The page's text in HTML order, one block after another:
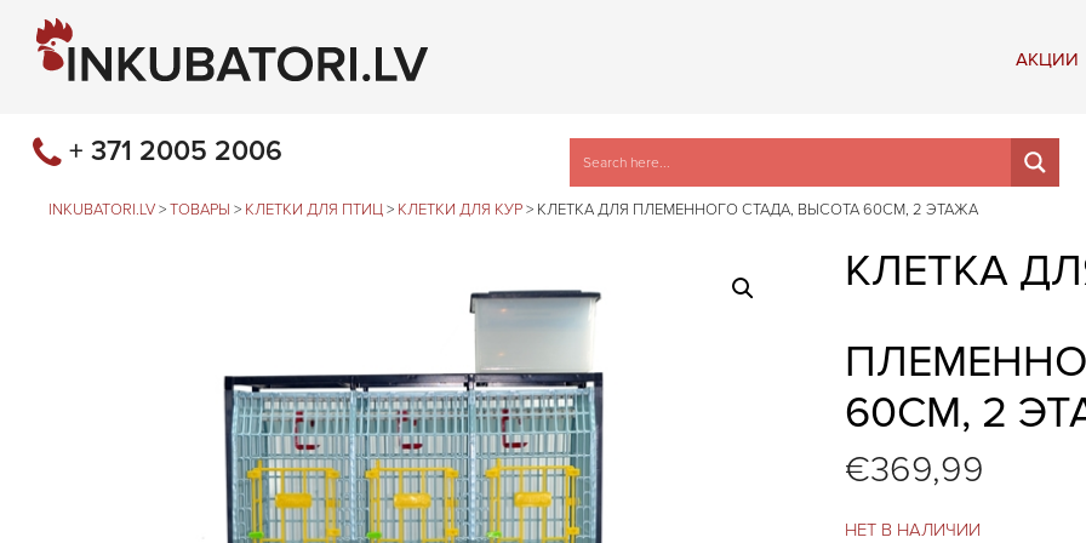
АКЦИИ
+ 371 2005 2006
INKUBATORI.LV > ТОВАРЫ > КЛЕТКИ ДЛЯ ПТИЦ > КЛЕТКИ ДЛЯ КУР > КЛЕТКА ДЛЯ ПЛЕМЕННОГО СТАДА, ВЫСОТА 60СМ, 2 ЭТАЖA
КЛЕТКА
60СМ, 2
€369,99
НЕТ В НАЛИЧИИ